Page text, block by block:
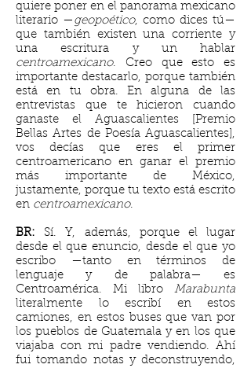
quiere poner en el panorama mexicano
literario — geopoético, como dices tú—
que también existen una corriente y
una escritura y un hablar
centroamexicano. Creo que esto es
importante destacarlo, porque también
está en tu obra. En alguna de las
entrevistas que te hicieron cuando
ganaste el Aguascalientes [Premio
Bellas Artes de Poesía Aguascalientes],
vos decías que eres el primer
centroamericano en ganar el premio
más importante de México,
justamente, porque tu texto está escrito
en centroamexicano.
BR: Sí. Y, además, porque el lugar
desde el que enuncio, desde el que yo
escribo —tanto en términos de
lenguaje y de palabra— es
Centroamérica. Mi libro Marabunta
literalmente lo escribí en estos
camiones, en estos buses que van por
los pueblos de Guatemala y en los que
viajaba con mi padre vendiendo. Ahí
fui tomando notas y deconstruyendo,